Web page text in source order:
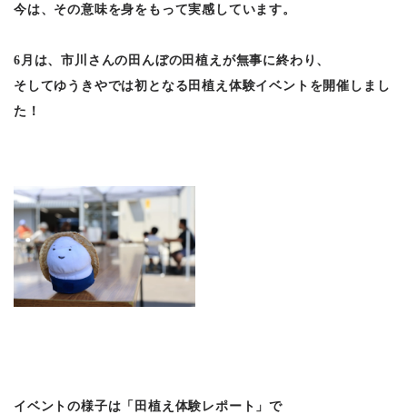
今は、その意味を身をもって実感しています。
6月は、市川さんの田んぼの田植えが無事に終わり、
そしてゆうきやでは初となる田植え体験イベントを開催しまし
た！
イベントの様子は「田植え体験レポート」で